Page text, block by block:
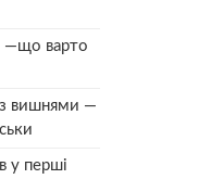
—що варто
вишнями —
у перші